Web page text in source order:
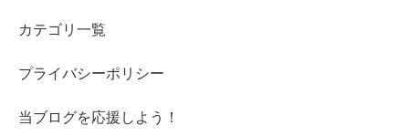
カテゴリ一覧
プライバシーポリシー
当ブログを応援しよう！